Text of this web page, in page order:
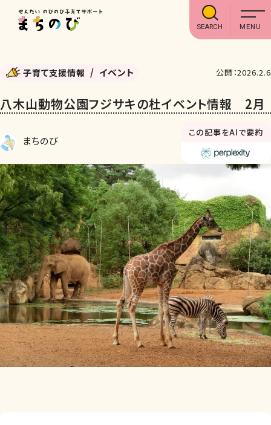
SEARCH
子育て支援情報 イベント 公開：2026.2.6
八木山動物公園フジサキの杜イベント情報 2月
まちのび
この記事をAIで要約